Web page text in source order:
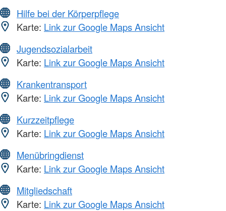
Hilfe bei der Körperpflege
Karte: Link zur Google Maps Ansicht
Jugendsozialarbeit
Karte: Link zur Google Maps Ansicht
Krankentransport
Karte: Link zur Google Maps Ansicht
Kurzzeitpflege
Karte: Link zur Google Maps Ansicht
Menübringdienst
Karte: Link zur Google Maps Ansicht
Mitgliedschaft
Karte: Link zur Google Maps Ansicht